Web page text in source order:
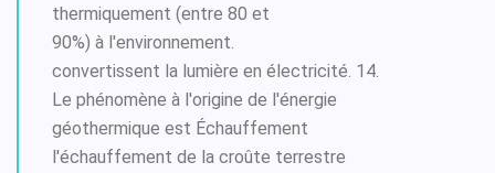
thermiquement (entre 80 et
90%) à l'environnement.
convertissent la lumière en électricité. 14.
Le phénomène à l'origine de l'énergie
géothermique est Échauffement
l'échauffement de la croûte terrestre